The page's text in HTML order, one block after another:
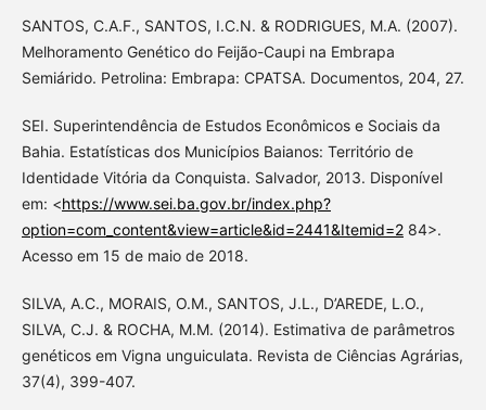
SANTOS, C.A.F., SANTOS, I.C.N. & RODRIGUES, M.A. (2007).
Melhoramento Genético do Feijão-Caupi na Embrapa
Semiárido. Petrolina: Embrapa: CPATSA. Documentos, 204, 27.
SEI. Superintendência de Estudos Econômicos e Sociais da
Bahia. Estatísticas dos Municípios Baianos: Território de
Identidade Vitória da Conquista. Salvador, 2013. Disponível
em: <https://www.sei.ba.gov.br/index.php?
option=com_content&view=article&id=2441&Itemid=284>.
Acesso em 15 de maio de 2018.
SILVA, A.C., MORAIS, O.M., SANTOS, J.L., D’AREDE, L.O.,
SILVA, C.J. & ROCHA, M.M. (2014). Estimativa de parâmetros
genéticos em Vigna unguiculata. Revista de Ciências Agrárias,
37(4), 399-407.